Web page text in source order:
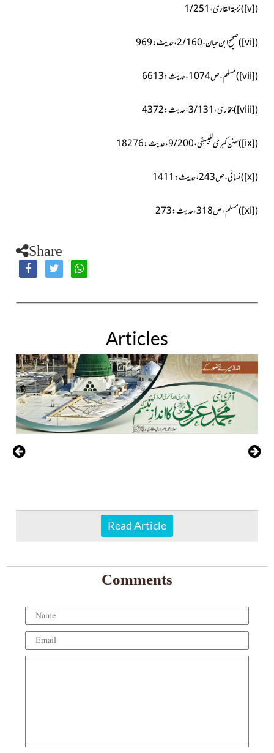
(
[v] )نزہۃ القاری،1/251
(
[vi] )صحیح ابن حبان،2/160،حدیث: 969
(
[vii] )مسلم، ص1074، حدیث: 6613
(
[viii] )بخاری،3/131،حدیث:4372
(
[ix] )سنن کبری للبیہقی،9/200، حدیث:18276
(
[x] )نسائی،ص243، حدیث:1411
(
[xi] )مسلم، ص318،حدیث:273
Share
Articles
Read Article
Comments